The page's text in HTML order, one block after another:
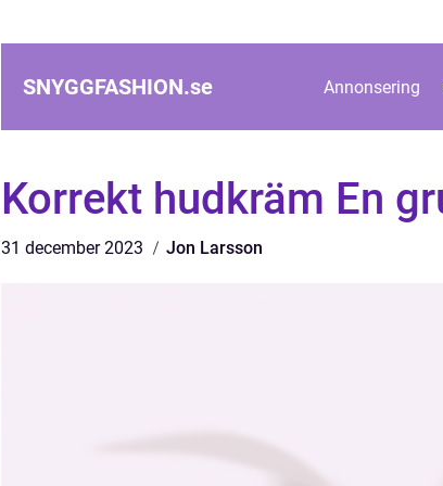
SNYGGFASHION.se Annonsering
Korrekt hudkräm En
31 december 2023 Jon Larsson